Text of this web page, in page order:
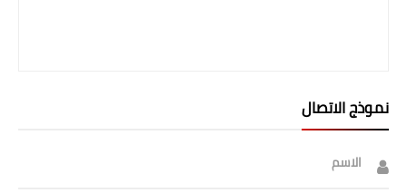
نموذج الاتصال
الاسم